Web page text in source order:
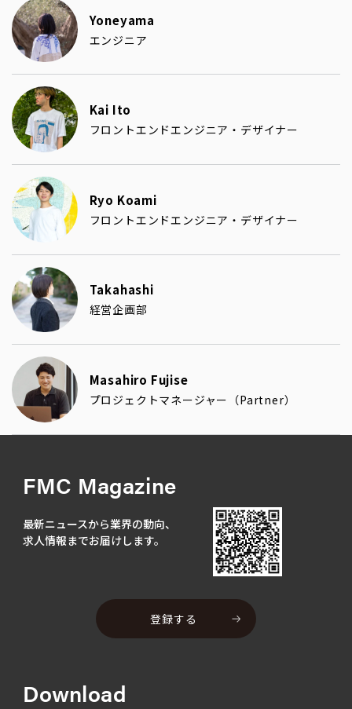
Yoneyama
エンジニア
Kai Ito
フロントエンドエンジニア・デザイナー
Ryo Koami
フロントエンドエンジニア・デザイナー
Takahashi
経営企画部
Masahiro Fujise
プロジェクトマネージャー（Partner）
FMC Magazine
最新ニュースから業界の動向、
求人情報までお届けします。
登録する
Download